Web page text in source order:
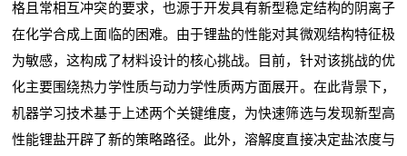
格且常相互冲突的要求，也源于开发具有新型稳定结构的阴离子
在化学合成上面临的困难。由于锂盐的性能对其微观结构特征极
为敏感，这构成了材料设计的核心挑战。目前，针对该挑战的优
化主要围绕热力学性质与动力学性质两方面展开。在此背景下，
机器学习技术基于上述两个关键维度，为快速筛选与发现新型高
性能锂盐开辟了新的策略路径。此外，溶解度直接决定盐浓度与